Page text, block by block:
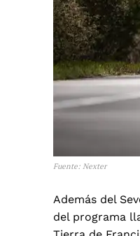
Fuente: Nexter
Además del
del programa